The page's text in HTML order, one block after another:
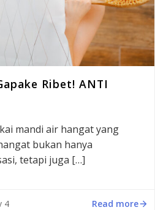
Ribet! ANTI
mandi air hangat yang
bukan hanya
tetapi juga […]
4 Read more